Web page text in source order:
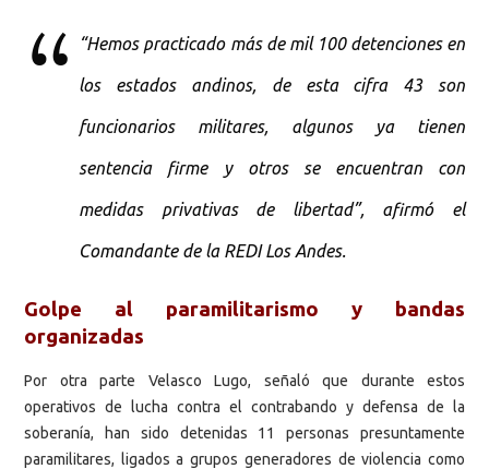
“Hemos practicado más de mil 100 detenciones en
los estados andinos, de esta cifra 43 son
funcionarios militares, algunos ya tienen
sentencia firme y otros se encuentran con
medidas privativas de libertad”, afirmó el
Comandante de la REDI Los Andes.
Golpe al paramilitarismo y bandas
organizadas
Por otra parte Velasco Lugo, señaló que durante estos
operativos de lucha contra el contrabando y defensa de la
soberanía, han sido detenidas 11 personas presuntamente
paramilitares, ligados a grupos generadores de violencia como